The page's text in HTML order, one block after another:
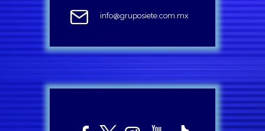
info@gruposiete.com.mx